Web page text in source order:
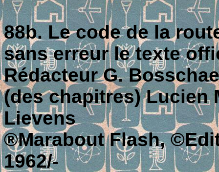
88b. Le code de la
sans erreur le texte
Rédacteur G.
(des chapitres) Lucien
Lievens
®Marabout Flash,
1962/-